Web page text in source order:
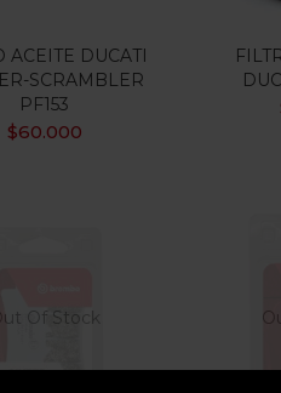
ACEITE DUCATI
SCRAMBLER
PF153
$60.000
Of Stock